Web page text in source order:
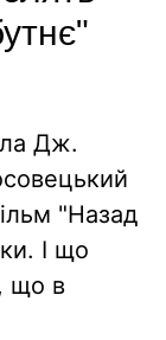
Дж.
"Назад
І що
що в